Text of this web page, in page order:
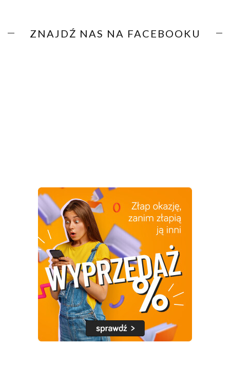
ZNAJDŹ NAS NA FACEBOOKU